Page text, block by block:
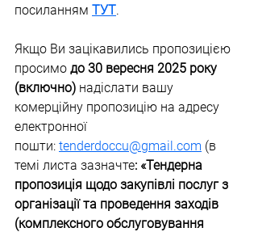
посиланням ТУТ.
Якщо Ви зацікавились пропозицією
просимо до 30 вересня 2025 року
(включно) надіслати вашу
комерційну пропозицію на адресу
електронної
пошти: tenderdoccu@gmail.com (в
темі листа зазначте: «Тендерна
пропозиція щодо закупівлі послуг з
організації та проведення заходів
(комплексного обслуговування